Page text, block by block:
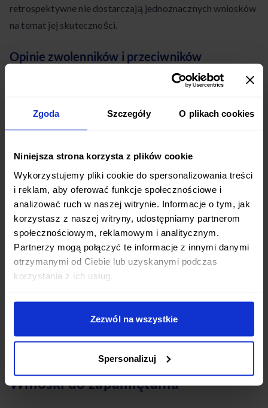
Zgoda Szczegóły O plikach cookies
Niniejsza strona korzysta z plików cookie
Wykorzystujemy pliki cookie do spersonalizowania treści
i reklam, aby oferować funkcje społecznościowe i
analizować ruch w naszej witrynie. Informacje o tym, jak
korzystasz z naszej witryny, udostępniamy partnerom
społecznościowym, reklamowym i analitycznym.
Partnerzy mogą połączyć te informacje z innymi danymi
otrzymanymi od Ciebie lub uzyskanymi podczas
korzystania z ich usług.
Zezwól na wszystkie
Spersonalizuj
retrospektywne nie dostarczają jednoznacznych wniosków
na temat jej skuteczności.
Opinie zwolenników i przeciwników
Podczas gdy zwolennicy diety Gersona przekonują o jej
stanu zdrowia, jej przeciwnicy wskazują na poważne ryzyka
zdrowotne. Szczególnie niebezpieczne mogą być:
Niedobory składników odżywczych przez restrykcyjną
dietę
Zaburzenia metaboliczne i elektrolitowe powodowane
przez lewatywy
Ryzyko infekcji przez obniżoną odporność
Odwlekanie udokumentowanych metod leczenia
antynowotworowe właściwości diety Gersona
pacjentom, opóźniając wdrożenie skutecznego leczenia.
Wnioski do zapamiętania